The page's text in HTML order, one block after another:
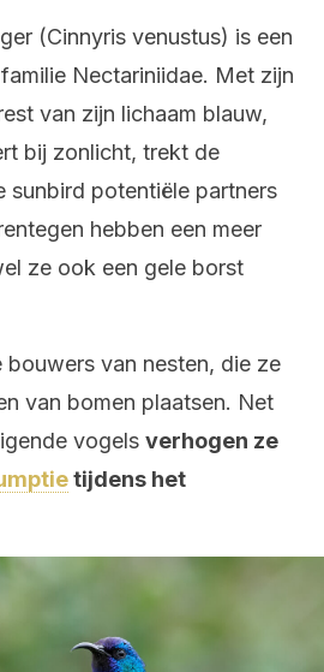
(Cinnyris venustus) is een
Nectariniidae. Met zijn
van zijn lichaam blauw,
bij zonlicht, trekt de
sunbird potentiële partners
hebben een meer
ze ook een gele borst
bouwers van nesten, die ze
van bomen plaatsen. Net
vogels verhogen ze
tijdens het